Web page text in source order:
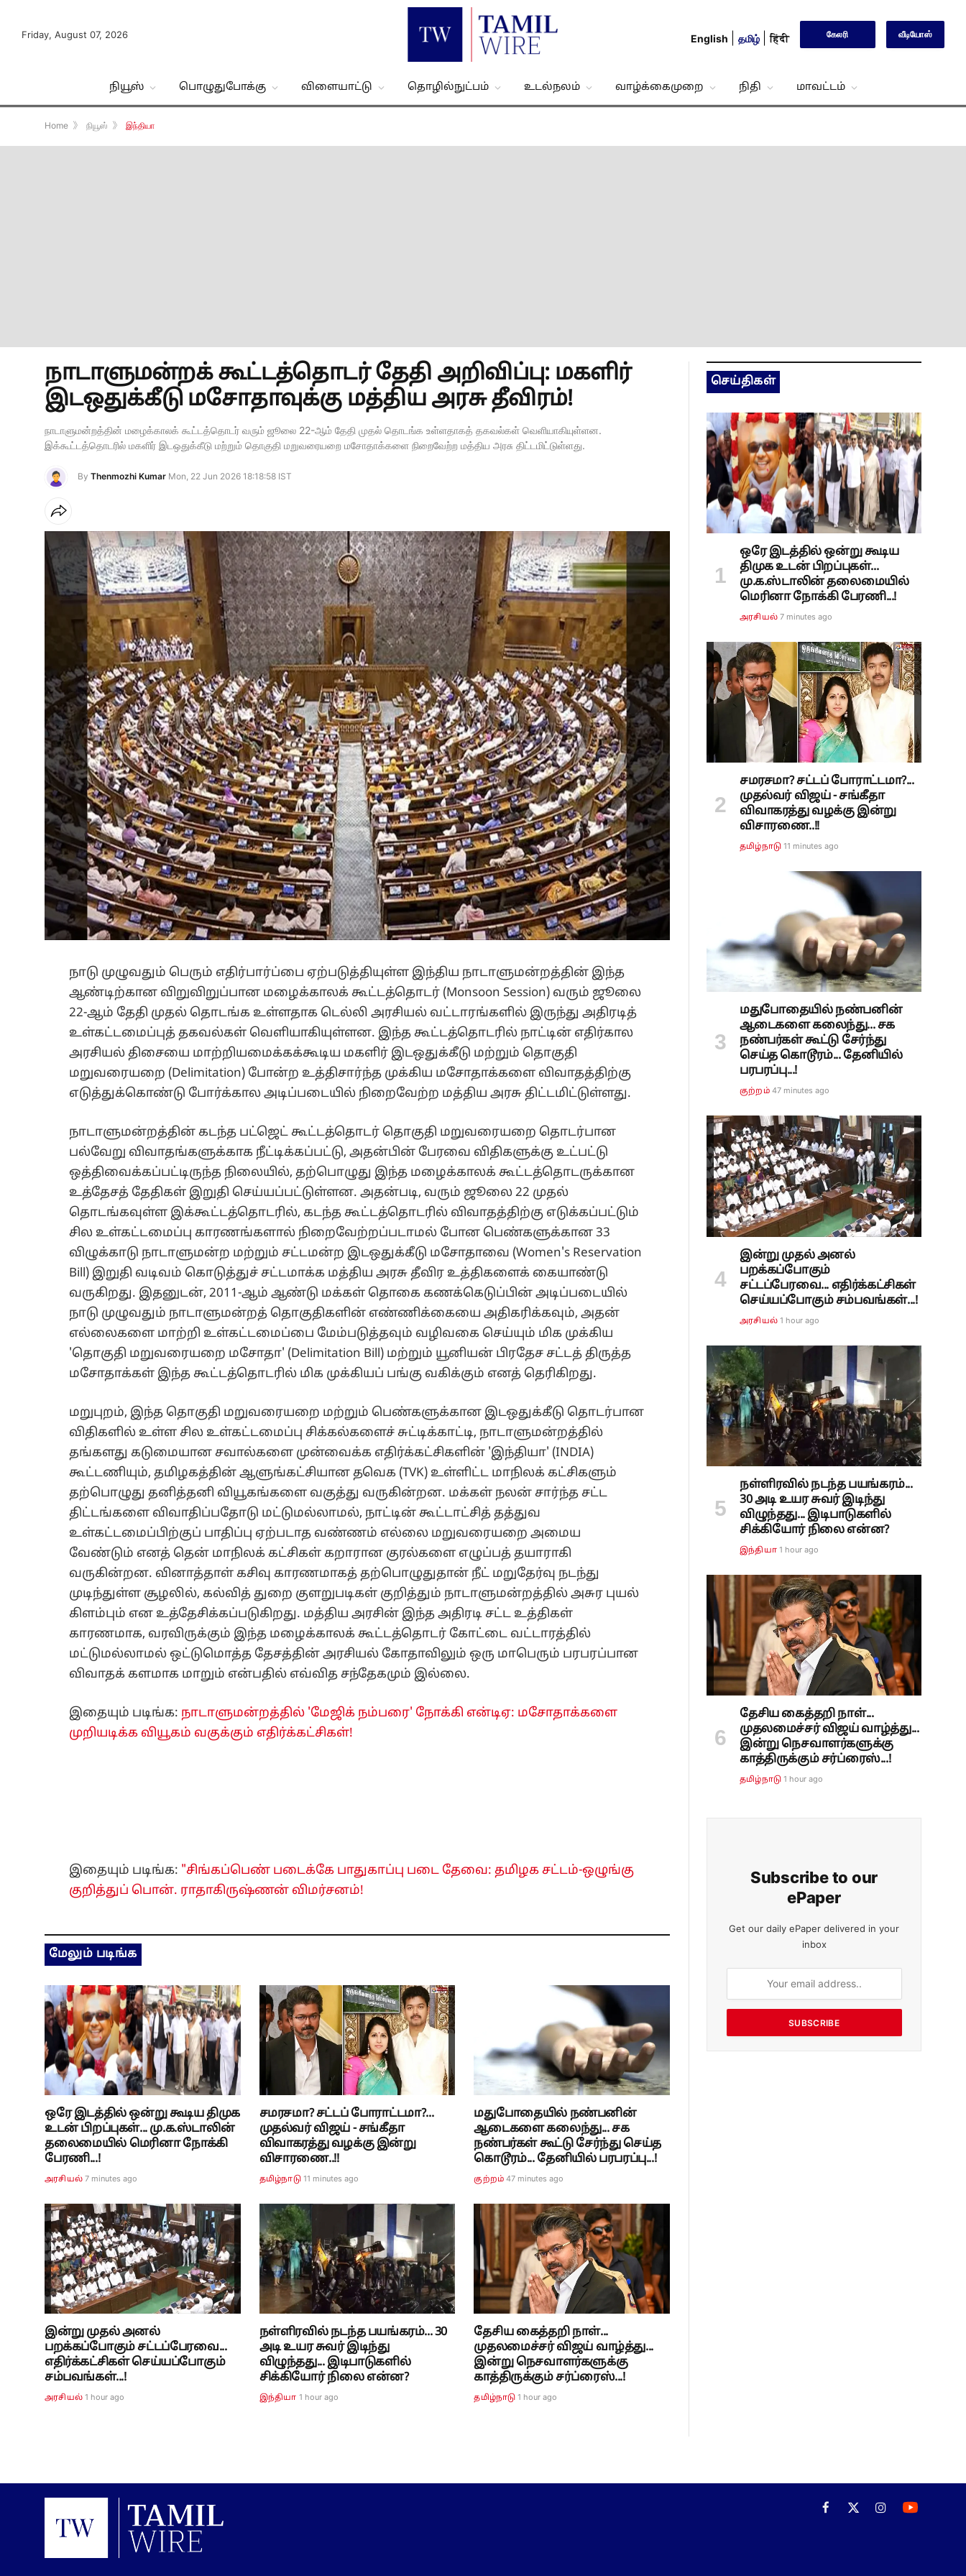
Friday, August 07, 2026 English தமிழ் हिंदी கேலரி வீடியோஸ்
நியூஸ் பொழுதுபோக்கு விளையாட்டு தொழில்நுட்பம் உடல்நலம் வாழ்க்கைமுறை நிதி மாவட்டம்
Home 》 நியூஸ் 》 இந்தியா
நாடாளுமன்றக் கூட்டத்தொடர் தேதி அறிவிப்பு: மகளிர்
இடஒதுக்கீடு மசோதாவுக்கு மத்திய அரசு தீவிரம்!
நாடாளுமன்றத்தின் மழைக்காலக் கூட்டத்தொடர் வரும் ஜூலை 22-ஆம் தேதி முதல் தொடங்க உள்ளதாகத் தகவல்கள் வெளியாகியுள்ளன.
இக்கூட்டத்தொடரில் மகளிர் இடஒதுக்கீடு மற்றும் தொகுதி மறுவரையறை மசோதாக்களை நிறைவேற்ற மத்திய அரசு திட்டமிட்டுள்ளது.
By Thenmozhi Kumar Mon, 22 Jun 2026 18:18:58 IST
நாடு முழுவதும் பெரும் எதிர்பார்ப்பை ஏற்படுத்தியுள்ள இந்திய நாடாளுமன்றத்தின் இந்த
ஆண்டிற்கான விறுவிறுப்பான மழைக்காலக் கூட்டத்தொடர் (Monsoon Session) வரும் ஜூலை
22-ஆம் தேதி முதல் தொடங்க உள்ளதாக டெல்லி அரசியல் வட்டாரங்களில் இருந்து அதிரடித்
உள்கட்டமைப்புத் தகவல்கள் வெளியாகியுள்ளன. இந்த கூட்டத்தொடரில் நாட்டின் எதிர்கால
அரசியல் திசையை மாற்றியமைக்கக்கூடிய மகளிர் இடஒதுக்கீடு மற்றும் தொகுதி
மறுவரையறை (Delimitation) போன்ற உத்திசார்ந்த முக்கிய மசோதாக்களை விவாதத்திற்கு
எடுத்துக்கொண்டு போர்க்கால அடிப்படையில் நிறைவேற்ற மத்திய அரசு திட்டமிட்டுள்ளது.
நாடாளுமன்றத்தின் கடந்த பட்ஜெட் கூட்டத்தொடர் தொகுதி மறுவரையறை தொடர்பான
பல்வேறு விவாதங்களுக்காக நீட்டிக்கப்பட்டு, அதன்பின் பேரவை விதிகளுக்கு உட்பட்டு
ஒத்திவைக்கப்பட்டிருந்த நிலையில், தற்பொழுது இந்த மழைக்காலக் கூட்டத்தொடருக்கான
உத்தேசத் தேதிகள் இறுதி செய்யப்பட்டுள்ளன. அதன்படி, வரும் ஜூலை 22 முதல்
தொடங்கவுள்ள இக்கூட்டத்தொடரில், கடந்த கூட்டத்தொடரில் விவாதத்திற்கு எடுக்கப்பட்டும்
சில உள்கட்டமைப்பு காரணங்களால் நிறைவேற்றப்படாமல் போன பெண்களுக்கான 33
விழுக்காடு நாடாளுமன்ற மற்றும் சட்டமன்ற இடஒதுக்கீடு மசோதாவை (Women's Reservation
Bill) இறுதி வடிவம் கொடுத்துச் சட்டமாக்க மத்திய அரசு தீவிர உத்திகளைக் கையாண்டு
வருகிறது. இதனுடன், 2011-ஆம் ஆண்டு மக்கள் தொகை கணக்கெடுப்பின் அடிப்படையில்
நாடு முழுவதும் நாடாளுமன்றத் தொகுதிகளின் எண்ணிக்கையை அதிகரிக்கவும், அதன்
எல்லைகளை மாற்றி உள்கட்டமைப்பை மேம்படுத்தவும் வழிவகை செய்யும் மிக முக்கிய
'தொகுதி மறுவரையறை மசோதா' (Delimitation Bill) மற்றும் யூனியன் பிரதேச சட்டத் திருத்த
மசோதாக்கள் இந்த கூட்டத்தொடரில் மிக முக்கியப் பங்கு வகிக்கும் எனத் தெரிகிறது.
மறுபுறம், இந்த தொகுதி மறுவரையறை மற்றும் பெண்களுக்கான இடஒதுக்கீடு தொடர்பான
விதிகளில் உள்ள சில உள்கட்டமைப்பு சிக்கல்களைச் சுட்டிக்காட்டி, நாடாளுமன்றத்தில்
தங்களது கடுமையான சவால்களை முன்வைக்க எதிர்க்கட்சிகளின் 'இந்தியா' (INDIA)
கூட்டணியும், தமிழகத்தின் ஆளுங்கட்சியான தவெக (TVK) உள்ளிட்ட மாநிலக் கட்சிகளும்
தற்பொழுது தனித்தனி வியூகங்களை வகுத்து வருகின்றன. மக்கள் நலன் சார்ந்த சட்ட
திட்டங்களை விவாதிப்பதோடு மட்டுமல்லாமல், நாட்டின் கூட்டாட்சித் தத்துவ
உள்கட்டமைப்பிற்குப் பாதிப்பு ஏற்படாத வண்ணம் எல்லை மறுவரையறை அமைய
வேண்டும் எனத் தென் மாநிலக் கட்சிகள் கறாரான குரல்களை எழுப்பத் தயாராகி
வருகின்றன. வினாத்தாள் கசிவு காரணமாகத் தற்பொழுதுதான் நீட் மறுதேர்வு நடந்து
முடிந்துள்ள சூழலில், கல்வித் துறை குளறுபடிகள் குறித்தும் நாடாளுமன்றத்தில் அசுர புயல்
கிளம்பும் என உத்தேசிக்கப்படுகிறது. மத்திய அரசின் இந்த அதிரடி சட்ட உத்திகள்
காரணமாக, வரவிருக்கும் இந்த மழைக்காலக் கூட்டத்தொடர் கோட்டை வட்டாரத்தில்
மட்டுமல்லாமல் ஒட்டுமொத்த தேசத்தின் அரசியல் கோதாவிலும் ஒரு மாபெரும் பரபரப்பான
விவாதக் களமாக மாறும் என்பதில் எவ்வித சந்தேகமும் இல்லை.
இதையும் படிங்க: நாடாளுமன்றத்தில் 'மேஜிக் நம்பரை' நோக்கி என்டிஏ: மசோதாக்களை
முறியடிக்க வியூகம் வகுக்கும் எதிர்க்கட்சிகள்!
இதையும் படிங்க: "சிங்கப்பெண் படைக்கே பாதுகாப்பு படை தேவை: தமிழக சட்டம்-ஒழுங்கு
குறித்துப் பொன். ராதாகிருஷ்ணன் விமர்சனம்!
மேலும் படிங்க
ஒரே இடத்தில் ஒன்று கூடிய திமுக
உடன் பிறப்புகள்... மு.க.ஸ்டாலின்
தலைமையில் மெரினா நோக்கி
பேரணி...!
அரசியல் 7 minutes ago
சமரசமா? சட்டப் போராட்டமா?...
முதல்வர் விஜய் - சங்கீதா
விவாகரத்து வழக்கு இன்று
விசாரணை..!!
தமிழ்நாடு 11 minutes ago
மதுபோதையில் நண்பனின்
ஆடைகளை கலைந்து... சக
நண்பர்கள் கூட்டு சேர்ந்து செய்த
கொடூரம்... தேனியில் பரபரப்பு...!
குற்றம் 47 minutes ago
இன்று முதல் அனல்
பறக்கப்போகும் சட்டப்பேரவை...
எதிர்க்கட்சிகள் செய்யப்போகும்
சம்பவங்கள்...!
அரசியல் 1 hour ago
நள்ளிரவில் நடந்த பயங்கரம்... 30
அடி உயர சுவர் இடிந்து
விழுந்தது... இடிபாடுகளில்
சிக்கியோர் நிலை என்ன?
இந்தியா 1 hour ago
தேசிய கைத்தறி நாள்...
முதலமைச்சர் விஜய் வாழ்த்து...
இன்று நெசவாளர்களுக்கு
காத்திருக்கும் சர்ப்ரைஸ்...!
தமிழ்நாடு 1 hour ago
செய்திகள்
ஒரே இடத்தில் ஒன்று கூடிய
திமுக உடன் பிறப்புகள்...
மு.க.ஸ்டாலின் தலைமையில்
மெரினா நோக்கி பேரணி...!
அரசியல் 7 minutes ago
சமரசமா? சட்டப் போராட்டமா?...
முதல்வர் விஜய் - சங்கீதா
விவாகரத்து வழக்கு இன்று
விசாரணை..!!
தமிழ்நாடு 11 minutes ago
மதுபோதையில் நண்பனின்
ஆடைகளை கலைந்து... சக
நண்பர்கள் கூட்டு சேர்ந்து
செய்த கொடூரம்... தேனியில்
பரபரப்பு...!
குற்றம் 47 minutes ago
இன்று முதல் அனல்
பறக்கப்போகும்
சட்டப்பேரவை... எதிர்க்கட்சிகள்
செய்யப்போகும் சம்பவங்கள்...!
அரசியல் 1 hour ago
நள்ளிரவில் நடந்த பயங்கரம்...
30 அடி உயர சுவர் இடிந்து
விழுந்தது... இடிபாடுகளில்
சிக்கியோர் நிலை என்ன?
இந்தியா 1 hour ago
தேசிய கைத்தறி நாள்...
முதலமைச்சர் விஜய் வாழ்த்து...
இன்று நெசவாளர்களுக்கு
காத்திருக்கும் சர்ப்ரைஸ்...!
தமிழ்நாடு 1 hour ago
Subscribe to our
ePaper
Get our daily ePaper delivered in your
inbox
SUBSCRIBE
Facebook
X
Instagram